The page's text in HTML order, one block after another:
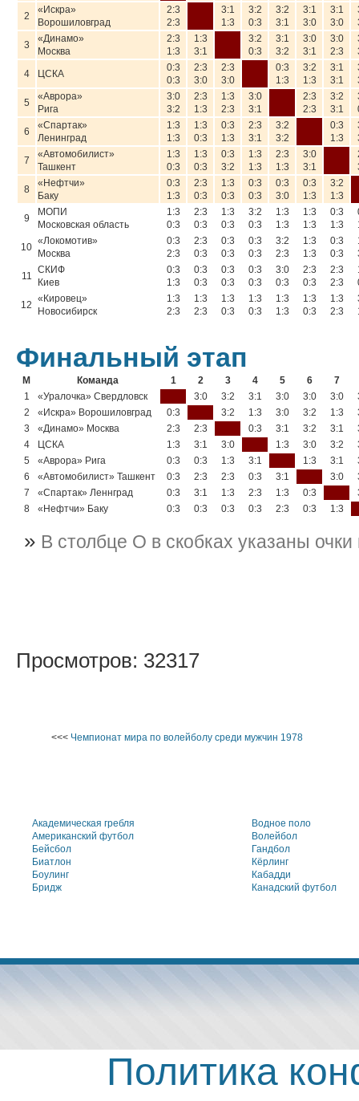
2
«Искра»
Ворошиловград
2:3
2:3
3:1
1:3
3:2
0:3
3:2
3:1
3:1
3:0
3:1
3:0
3
«Динамо»
Москва
2:3
1:3
1:3
3:1
3:2
0:3
3:1
3:2
3:0
3:1
3:0
2:3
4
ЦСКА
0:3
0:3
2:3
3:0
2:3
3:0
0:3
1:3
3:2
1:3
3:1
3:1
5
«Аврора»
Рига
3:0
3:2
2:3
1:3
1:3
2:3
3:0
3:1
2:3
2:3
3:2
3:1
6
«Спартак»
Ленинград
1:3
1:3
1:3
0:3
0:3
1:3
2:3
3:1
3:2
3:2
0:3
1:3
7
«Автомобилист»
Ташкент
1:3
0:3
1:3
0:3
0:3
3:2
1:3
1:3
2:3
1:3
3:0
3:1
8
«Нефтчи»
Баку
0:3
1:3
2:3
0:3
1:3
0:3
0:3
0:3
0:3
3:0
0:3
1:3
3:2
1:3
9
МОПИ
Московская область
1:3
0:3
2:3
0:3
1:3
0:3
3:2
0:3
1:3
1:3
1:3
1:3
0:3
1:3
10
«Локомотив»
Москва
0:3
2:3
2:3
0:3
0:3
0:3
0:3
0:3
3:2
2:3
1:3
1:3
0:3
0:3
11
СКИФ
Киев
0:3
1:3
0:3
0:3
0:3
0:3
0:3
0:3
3:0
0:3
2:3
0:3
2:3
2:3
12
«Кировец»
Новосибирск
1:3
2:3
1:3
2:3
1:3
0:3
1:3
0:3
1:3
1:3
1:3
0:3
1:3
2:3
Финальный этап
М Команда 1 2 3 4 5 6
7
1
«Уралочка» Свердловск 3:0 3:2 3:1 3:0 3:0 3:0
2
«Искра» Ворошиловград 0:3 3:2 1:3 3:0 3:2 1:3
3
«Динамо» Москва 2:3 2:3 0:3 3:1 3:2 3:1
4
ЦСКА 1:3 3:1 3:0 1:3 3:0 3:2
5
«Аврора» Рига 0:3 0:3 1:3 3:1 1:3 3:1
6
«Автомобилист» Ташкент 0:3 2:3 2:3 0:3 3:1 3:0
7
«Спартак» Леннград 0:3 3:1 1:3 2:3 1:3 0:3
8
«Нефтчи» Баку 0:3 0:3 0:3 0:3 2:3 0:3 1:3
В столбце О в скобках указаны
Просмотров: 32317
<<< Чемпионат мира по волейболу среди мужчин 1978
Академическая гребля
Американский футбол
Бейсбол
Биатлон
Боулинг
Бридж
Водное поло
Волейбол
Гандбол
Кёрлинг
Кабадди
Канадский футбол
Политика